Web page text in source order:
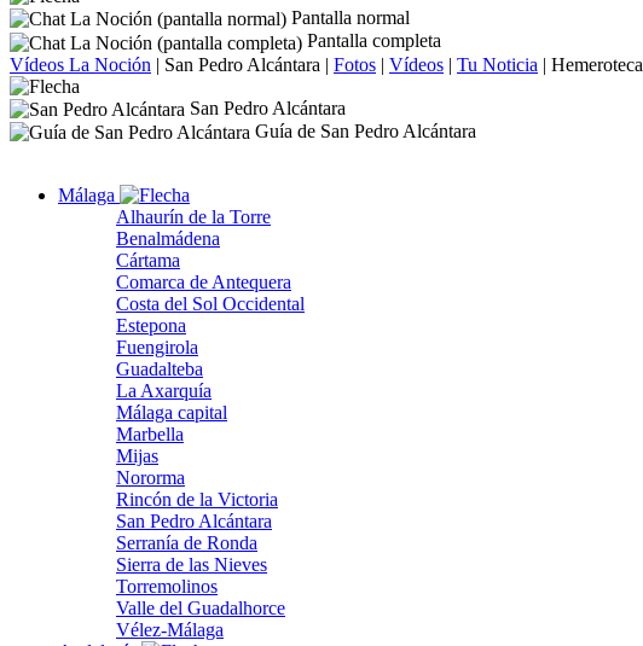
Pantalla normal
Pantalla completa
Vídeos La Noción | San Pedro Alcántara | Fotos | Vídeos | Tu Noticia | Hemeroteca
San Pedro Alcántara
Guía de San Pedro Alcántara
Málaga
Alhaurín de la Torre
Benalmádena
Cártama
Comarca de Antequera
Costa del Sol Occidental
Estepona
Fuengirola
Guadalteba
La Axarquía
Málaga capital
Marbella
Mijas
Nororma
Rincón de la Victoria
San Pedro Alcántara
Serranía de Ronda
Sierra de las Nieves
Torremolinos
Valle del Guadalhorce
Vélez-Málaga